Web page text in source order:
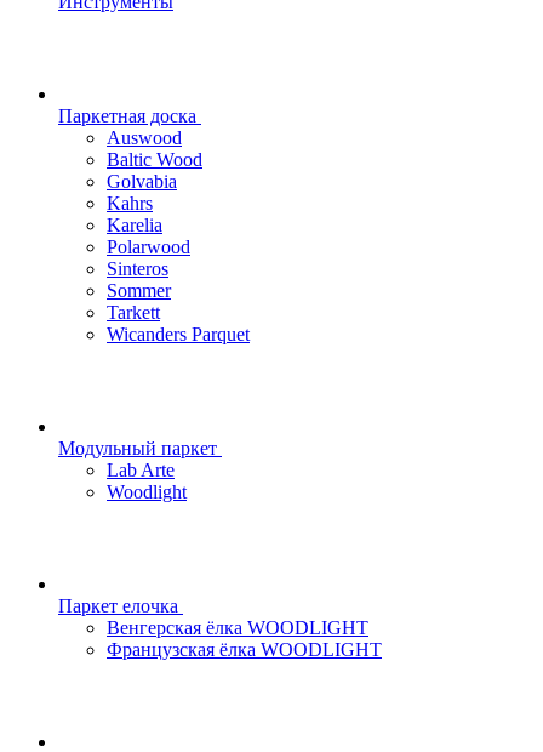
Паркетная доска
Auswood
Baltic Wood
Golvabia
Kahrs
Karelia
Polarwood
Sinteros
Sommer
Tarkett
Wicanders Parquet
Модульный паркет
Lab Arte
Woodlight
Паркет елочка
Венгерская ёлка WOODLIGHT
Французская ёлка WOODLIGHT